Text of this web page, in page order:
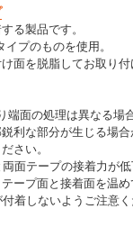
る製品です。
プのものを使用。
面を脱脂してお取り付
面の処理は異なる場
利な部分が生じる場合
さい。
面テープの接着力が低
ープ面と接着面を温め
着しないようご注意く